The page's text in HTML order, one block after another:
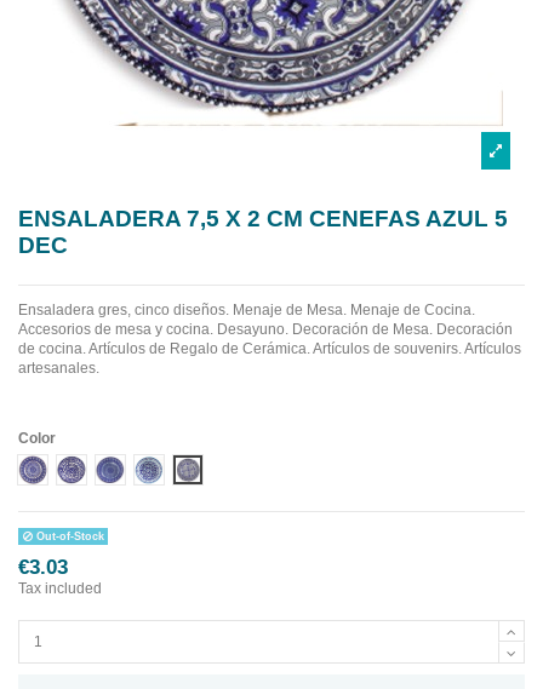
ENSALADERA 7,5 X 2 CM CENEFAS AZUL 5
DEC
Ensaladera gres, cinco diseños. Menaje de Mesa. Menaje de Cocina.
Accesorios de mesa y cocina. Desayuno. Decoración de Mesa. Decoración
de cocina. Artículos de Regalo de Cerámica. Artículos de souvenirs. Artículos
artesanales.
Color
Diseño 1Diseño 2Diseño 3Diseño 4Diseño 5
Out-of-Stock
€3.03
Tax included